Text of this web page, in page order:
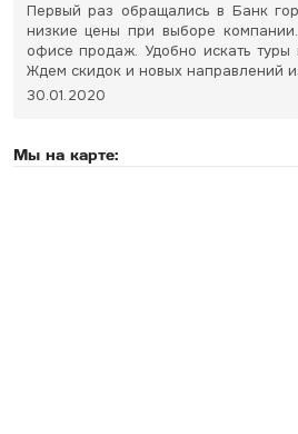
Первый раз обращались в Банк
низкие цены при выборе
офисе продаж. Удобно искать
Ждем скидок и новых направлений
30.01.2020
Мы на карте: